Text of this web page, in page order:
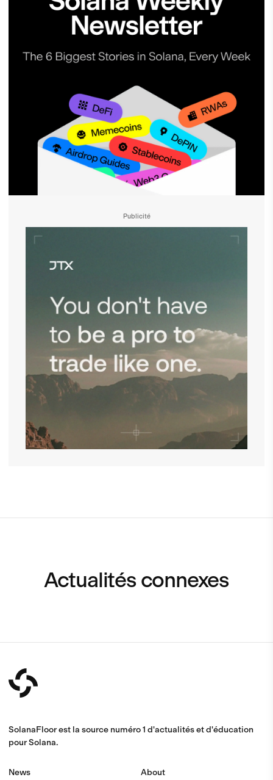
Publicité
Actualités connexes
SolanaFloor est la source numéro 1 d'actualités et d'éducation
pour Solana.
News About